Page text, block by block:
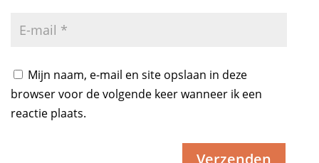
Mijn naam, e-mail en site opslaan in deze
browser voor de volgende keer wanneer ik een
reactie plaats.